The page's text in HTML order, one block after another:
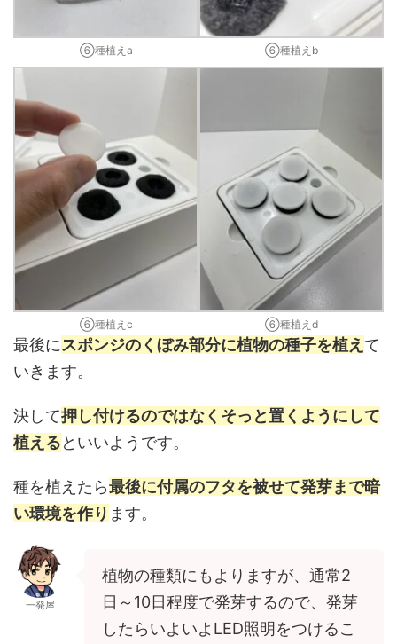
⑥種植えa ⑥種植えb
⑥種植えc ⑥種植えd
最後にスポンジのくぼみ部分に植物の種子を植え て
いきます。
決して押し付けるのではなくそっと置くようにして
植えるといいようです。
種を植えたら最後に付属のフタを被せて発芽まで暗
い環境を作り ます。
一発屋
植物の種類にもよりますが、通常2
日～10日程度で発芽するので、発芽
したらいよいよLED照明をつけるこ